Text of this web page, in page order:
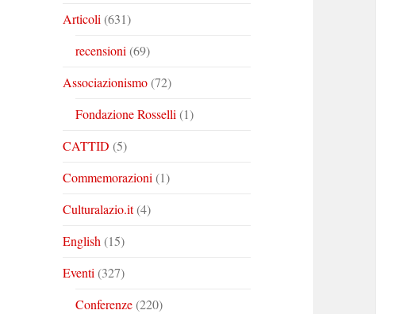
Articoli (631)
recensioni (69)
Associazionismo(72)
Fondazione Rosselli (1)
CATTID (5)
Commemorazioni (1)
Culturalazio.it(4)
English (15)
Eventi (327)
Conferenze(220)